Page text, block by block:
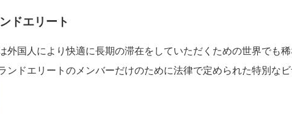
ドエリート
外国人により快適に長期の滞在をしていただくための世界でも稀
ンドエリートのメンバーだけのために法律で定められた特別なビ